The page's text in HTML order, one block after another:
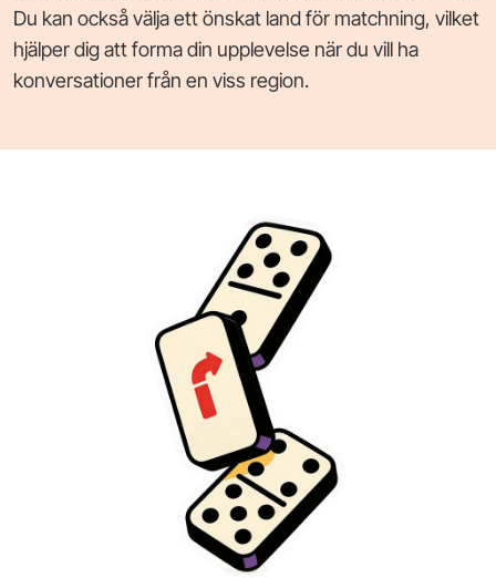
Du kan också välja ett önskat land för matchning, vilket
hjälper dig att forma din upplevelse när du vill ha
konversationer från en viss region.